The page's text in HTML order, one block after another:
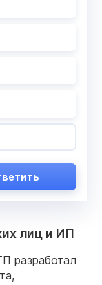
лиц и ИП
разработал